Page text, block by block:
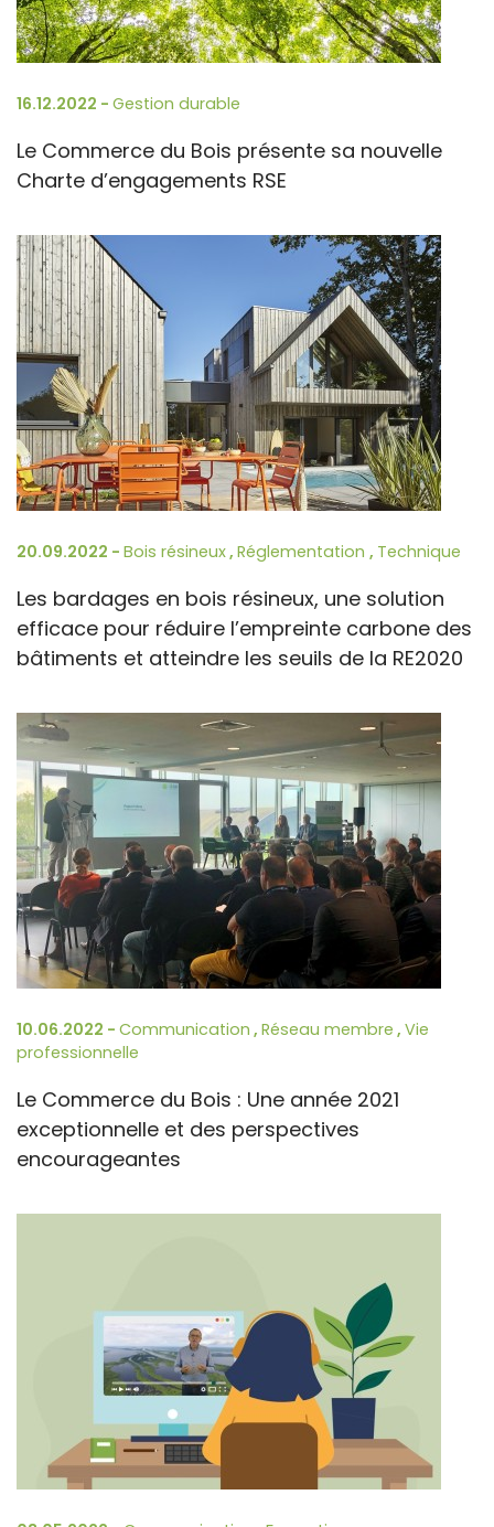
16.12.2022 - Gestion durable
Le Commerce du Bois présente sa nouvelle
Charte d’engagements RSE
20.09.2022 - Bois résineux, Réglementation , Technique
Les bardages en bois résineux, une solution
efficace pour réduire l’empreinte carbone des
bâtiments et atteindre les seuils de la RE2020
10.06.2022 - Communication , Réseau membre , Vie
professionnelle
Le Commerce du Bois : Une année 2021
exceptionnelle et des perspectives
encourageantes